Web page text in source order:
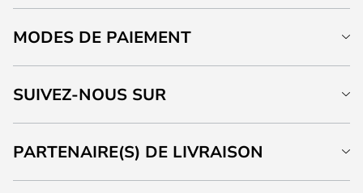
MODES DE PAIEMENT
SUIVEZ-NOUS SUR
PARTENAIRE(S) DE LIVRAISON